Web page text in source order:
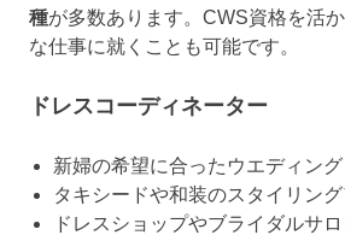
種が多数あります。CWS資格を活
な仕事に就くことも可能です。
ドレスコーディネーター
新婦の希望に合ったウエディン
タキシードや和装のスタイリン
ドレスショップやブライダルサ